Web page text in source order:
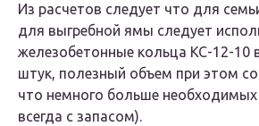
Из расчетов следует что для
для выгребной ямы следует
железобетонные кольца КС-12-10
штук, полезный объем при этом
что немного больше
всегда с запасом).